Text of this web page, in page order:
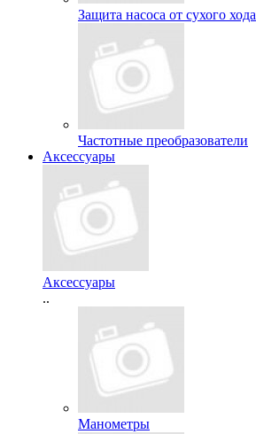
Защита насоса от сухого хода
Частотные преобразователи
Аксессуары
Аксессуары
..
Манометры